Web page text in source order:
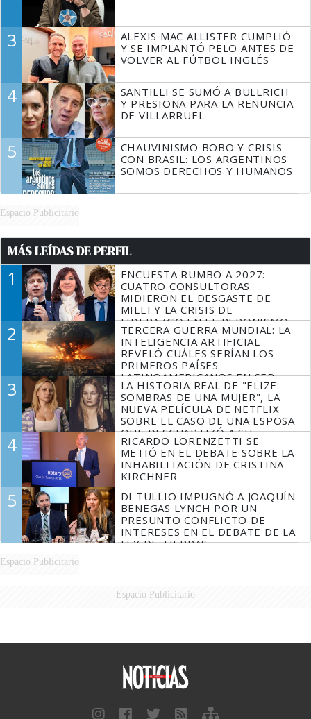
3
ALEXIS MAC ALLISTER CUMPLIÓ
Y SE IMPLANTÓ PELO ANTES DE
VOLVER AL FÚTBOL INGLÉS
4
SANTILLI SE SUMÓ A BULLRICH
Y PRESIONA PARA LA RENUNCIA
DE VILLARRUEL
5
CHAUVINISMO BOBO Y CRISIS
CON BRASIL: LOS ARGENTINOS
SOMOS DERECHOS Y HUMANOS
Espacio Publicitario
MÁS LEÍDAS DE PERFIL
1
ENCUESTA RUMBO A 2027:
CUATRO CONSULTORAS
MIDIERON EL DESGASTE DE
MILEI Y LA CRISIS DE
LIDERAZGO EN EL PERONISMO
2
TERCERA GUERRA MUNDIAL: LA
INTELIGENCIA ARTIFICIAL
REVELÓ CUÁLES SERÍAN LOS
PRIMEROS PAÍSES
LATINOAMERICANOS EN SER
DERROTADOS
3
LA HISTORIA REAL DE "ELIZE:
SOMBRAS DE UNA MUJER", LA
NUEVA PELÍCULA DE NETFLIX
SOBRE EL CASO DE UNA ESPOSA
QUE DESCUARTIZÓ A SU
MARIDO
4
RICARDO LORENZETTI SE
METIÓ EN EL DEBATE SOBRE LA
INHABILITACIÓN DE CRISTINA
KIRCHNER
5
DI TULLIO IMPUGNÓ A JOAQUÍN
BENEGAS LYNCH POR UN
PRESUNTO CONFLICTO DE
INTERESES EN EL DEBATE DE LA
LEY DE TIERRAS
Espacio Publicitario
Espacio Publicitario